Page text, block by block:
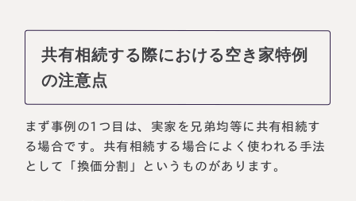
共有相続する際における空き家特例
の注意点
まず事例の1つ目は、実家を兄弟均等に共有相続す
る場合です。共有相続する場合によく使われる手法
として「換価分割」というものがあります。